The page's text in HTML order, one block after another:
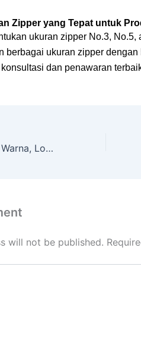
Zipper yang Tepat untuk
ukuran zipper No.3,
berbagai ukuran zipper
dan penawaran
Custom Zipper: Pilihan Warna, Logo, dan Slider Brand untuk Identitas Fashion yang Kuat
will not be published.